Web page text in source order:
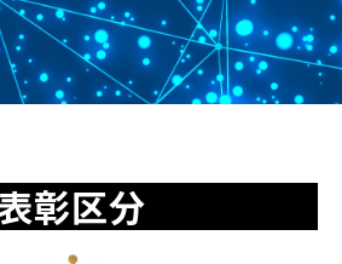
彰区分